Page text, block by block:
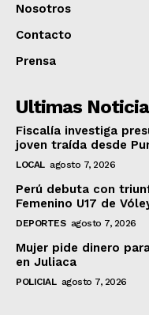
Nosotros
Contacto
Prensa
Ultimas
Fiscalía investiga
joven traída desde
LOCAL agosto 7, 2026
Perú debuta con
Femenino U17 de
DEPORTES agosto 7, 2026
Mujer pide dinero
en Juliaca
POLICIAL agosto 7, 2026